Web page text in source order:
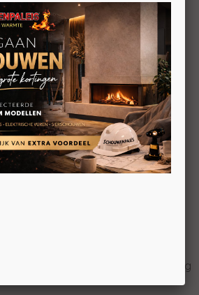
(800 W en 1600 W)
naar wens
niet alleen de controle over de
u ook de gewenste sfeer. Zo biedt
kleuren, maar kunt u ook de
aanpassen. Dit regelt u
de app en de meegeleverde
Pano S haarden geleverd met
Als opties zijn leverbaar de
voor een authentieker gevoel of
voor de ultieme vuurervaring.
een cinewall
die grote cinewall in je
met een grote televisie die
integratie, is de Pano S de
Het elegante ontwerp vult de
scherm aan en creëert een prachtig
waardoor elke filmavond een